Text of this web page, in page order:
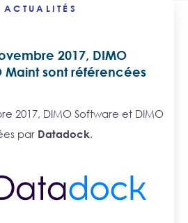
ACTUALITÉS
2017, DIMO
Maint sont référencées
2017, DIMO Software et DIMO
par Datadock.